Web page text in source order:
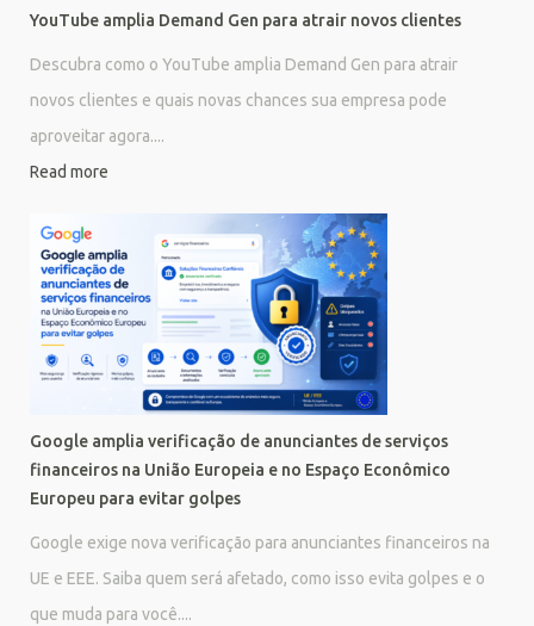
YouTube amplia Demand Gen para atrair novos clientes
Descubra como o YouTube amplia Demand Gen para atrair
novos clientes e quais novas chances sua empresa pode
aproveitar agora....
Read more
Google amplia verificação de anunciantes de serviços
financeiros na União Europeia e no Espaço Econômico
Europeu para evitar golpes
Google exige nova verificação para anunciantes financeiros na
UE e EEE. Saiba quem será afetado, como isso evita golpes e o
que muda para você....